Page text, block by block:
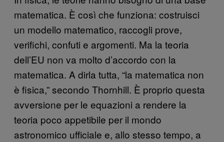
matematica. È così che funziona: costruisci
un modello matematico, raccogli prove,
verifichi, confuti e argomenti. Ma la teoria
dell’EU non va molto d’accordo con la
matematica. A dirla tutta, “la matematica non
è fisica,” secondo Thornhill. È proprio questa
avversione per le equazioni a rendere la
teoria poco appetibile per il mondo
astronomico ufficiale e, allo stesso tempo, a